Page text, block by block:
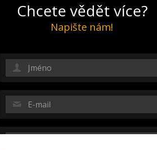
Chcete vědět více?
Napište nám!